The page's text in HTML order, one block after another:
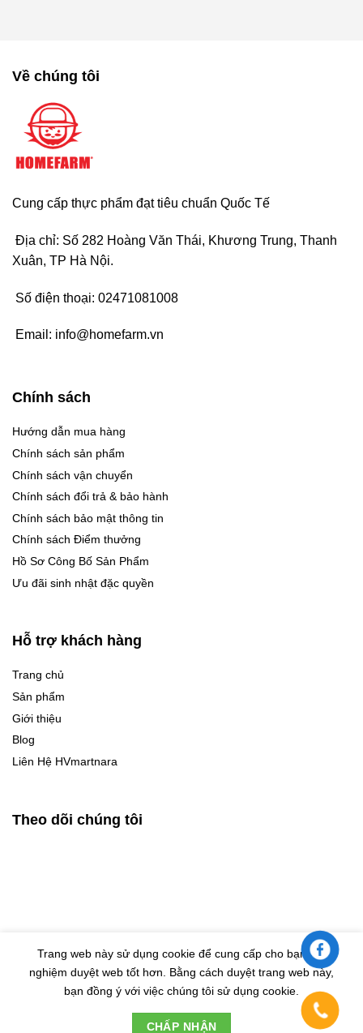
Về chúng tôi
Cung cấp thực phẩm đạt tiêu chuẩn Quốc Tế
Địa chỉ: Số 282 Hoàng Văn Thái, Khương Trung, Thanh
Xuân, TP Hà Nội.
Số điện thoại: 02471081008
Email: info@homefarm.vn
Chính sách
Hướng dẫn mua hàng
Chính sách sản phẩm
Chính sách vận chuyển
Chính sách đổi trả & bảo hành
Chính sách bảo mật thông tin
Chính sách Điểm thưởng
Hồ Sơ Công Bố Sản Phẩm
Ưu đãi sinh nhật đặc quyền
Hỗ trợ khách hàng
Trang chủ
Sản phẩm
Giới thiệu
Blog
Liên Hệ HVmartnara
Theo dõi chúng tôi
© Bản quyền thuộc về HVMARTNARA | Design by Eras VietNam
Đây là cửa hàng demo nhằm mục đích thử nghiệm nên các
Trang web này sử dụng cookie để cung cấp cho bạn trải
nghiệm duyệt web tốt hơn. Bằng cách duyệt trang web này,
bạn đồng ý với việc chúng tôi sử dụng cookie.
CHẤP NHẬN